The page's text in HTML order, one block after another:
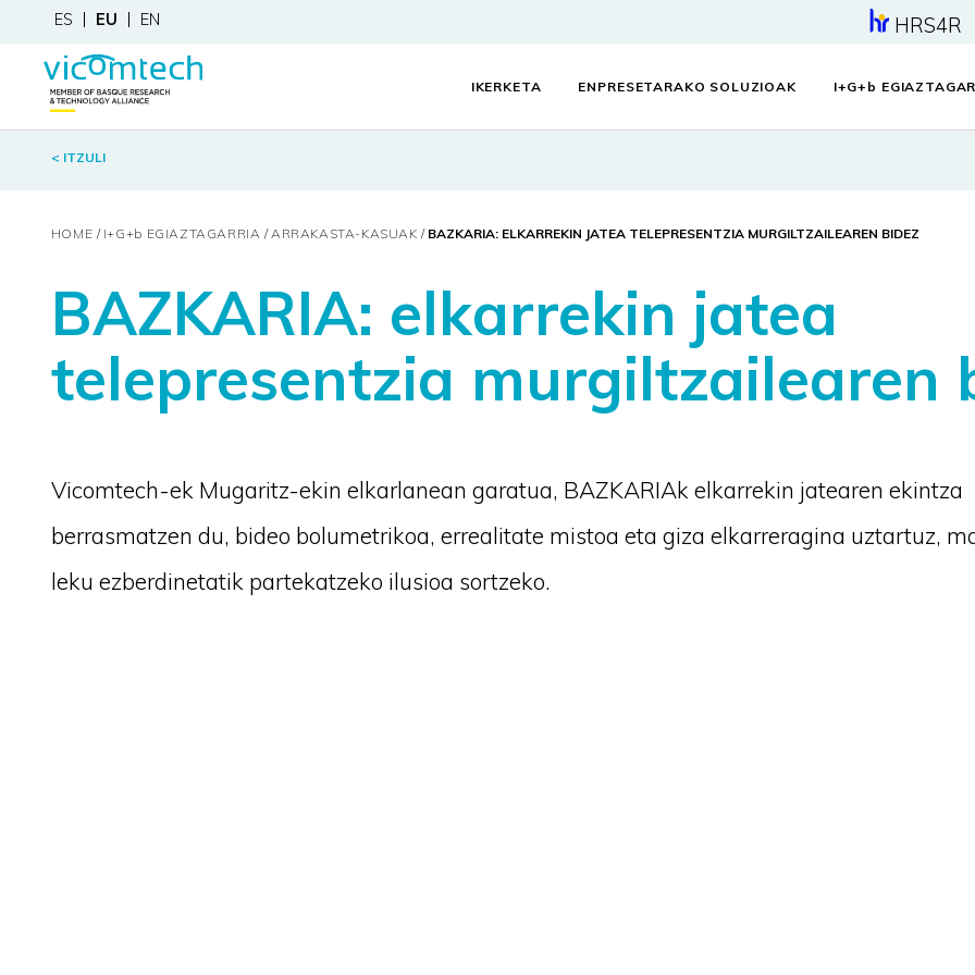
ES EU EN HRS4R
IKERKETA ENPRESETARAKO SOLUZIOAK I+G+ b
< ITZULI
HOME I+G+b EGIAZTAGARRIA ARRAKASTA-KASUAK BAZKARIA: ELKARREKIN JATEA TELEPRESENTZIA MURGILTZAILEAREN BIDEZ
BAZKARIA: elkarrekin jatea
telepresentzia murgiltzailearen
Vicomtech-ek Mugaritz-ekin elkarlanean garatua, BAZKARIAk elkarrekin jatearen ekintza
berrasmatzen du, bideo bolumetrikoa, errealitate mistoa eta giza elkarreragina uztartuz,
leku ezberdinetatik partekatzeko ilusioa sortzeko.